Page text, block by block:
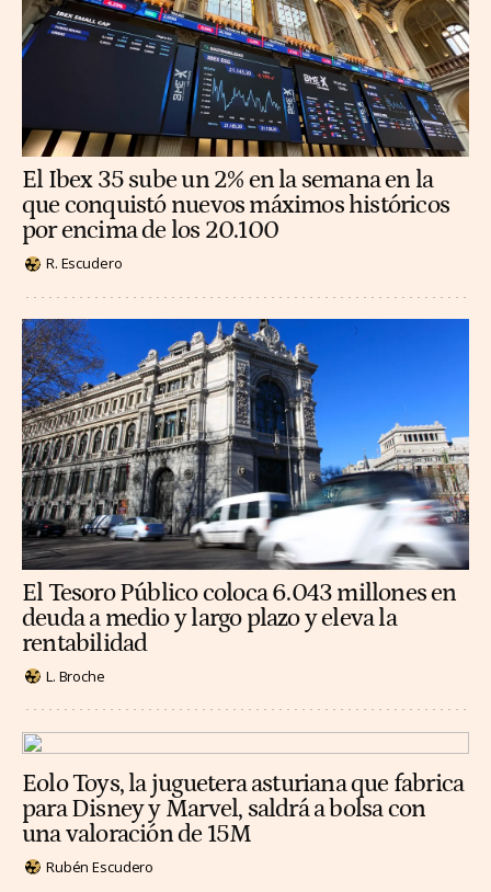
El Ibex 35 sube un 2% en la semana en la
que conquistó nuevos máximos históricos
por encima de los 20.100
R. Escudero
El Tesoro Público coloca 6.043 millones en
deuda a medio y largo plazo y eleva la
rentabilidad
L. Broche
Eolo Toys, la juguetera asturiana que fabrica
para Disney y Marvel, saldrá a bolsa con
una valoración de 15M
Rubén Escudero